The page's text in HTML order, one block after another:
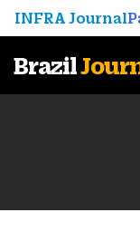
INFRA Journal
Brazil